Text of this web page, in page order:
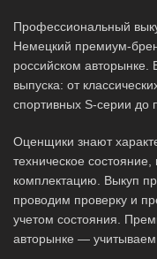
Профессиональный
Немецкий премиум-
российском
выпуска: от
спортивных S-серии до
Оценщики знают
техническое
комплектацию. Выкуп
проводим проверку и
учетом состояния.
авторынке — учитываем